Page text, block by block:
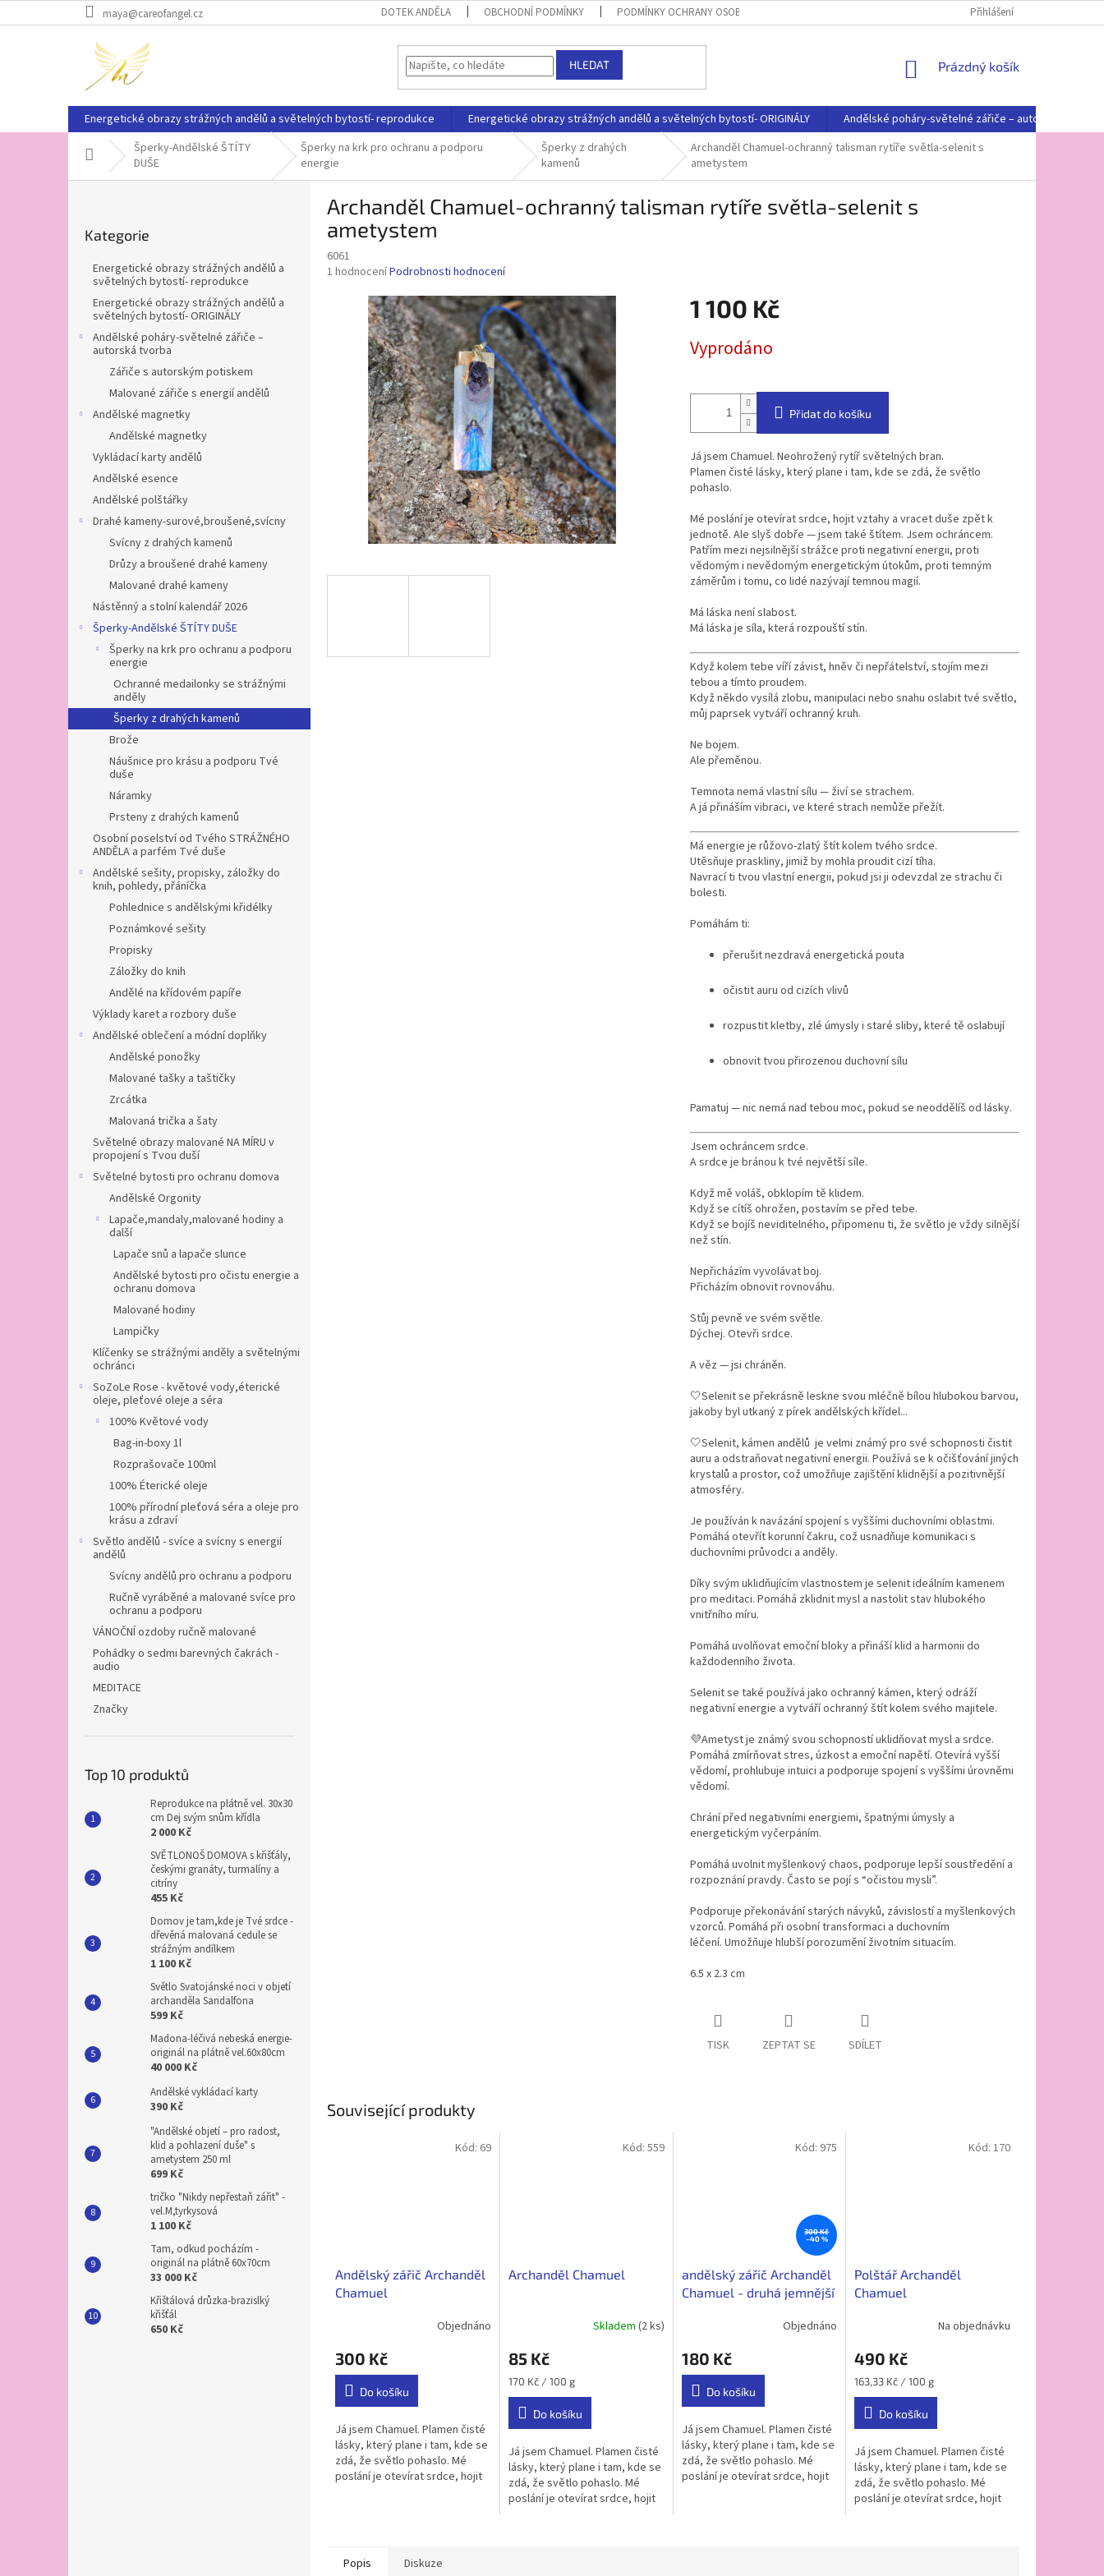
na
maya@careofangel.cz DOTEK ANDĚLA OBCHODNÍ PODMÍNKY PODMÍNKY OCHRANY OSOBNÍCH ÚDAJŮ Přihlášení
HLEDAT
NÁKUPNÍ
Prázdný košík
Energetické obrazy strážných andělů a světelných bytostí- reprodukce Energetické obrazy strážných andělů a světelných bytostí- ORIGINÁLY Andělské poháry-světelné zářiče – autorská tvorba
Domů Šperky-Andělské ŠTÍTY
DUŠE
Šperky na krk pro ochranu a podporu
energie
Šperky z drahých
kamenů
Archanděl Chamuel-ochranný talisman rytíře světla-selenit s
ametystem
kategorie
Kategorie
Energetické obrazy strážných andělů a
světelných bytostí- reprodukce
Energetické obrazy strážných andělů a
světelných bytostí- ORIGINÁLY
Andělské poháry-světelné zářiče –
autorská tvorba
Zářiče s autorským potiskem
Malované zářiče s energií andělů
Andělské magnetky
Andělské magnetky
Vykládací karty andělů
Andělské esence
Andělské polštářky
Drahé kameny-surové,broušené,svícny
Svícny z drahých kamenů
Drůzy a broušené drahé kameny
Malované drahé kameny
Nástěnný a stolní kalendář 2026
Šperky-Andělské ŠTÍTY DUŠE
Šperky na krk pro ochranu a podporu
energie
Ochranné medailonky se strážnými
anděly
Šperky z drahých kamenů
Brože
Náušnice pro krásu a podporu Tvé
duše
Náramky
Prsteny z drahých kamenů
Osobní poselství od Tvého STRÁŽNÉHO
ANDĚLA a parfém Tvé duše
Andělské sešity, propisky, záložky do
knih, pohledy, přáníčka
Pohlednice s andělskými křidélky
Poznámkové sešity
Propisky
Záložky do knih
Andělé na křídovém papíře
Výklady karet a rozbory duše
Andělské oblečení a módní doplňky
Andělské ponožky
Malované tašky a taštičky
Zrcátka
Malovaná trička a šaty
Světelné obrazy malované NA MÍRU v
propojení s Tvou duší
Světelné bytosti pro ochranu domova
Andělské Orgonity
Lapače,mandaly,malované hodiny a
další
Lapače snů a lapače slunce
Andělské bytosti pro očistu energie a
ochranu domova
Malované hodiny
Lampičky
Klíčenky se strážnými anděly a světelnými
ochránci
SoZoLe Rose - květové vody,éterické
oleje, pleťové oleje a séra
100% Květové vody
Bag-in-boxy 1l
Rozprašovače 100ml
100% Éterické oleje
100% přírodní pleťová séra a oleje pro
krásu a zdraví
Světlo andělů - svíce a svícny s energií
andělů
Svícny andělů pro ochranu a podporu
Ručně vyráběné a malované svíce pro
ochranu a podporu
VÁNOČNÍ ozdoby ručně malované
Pohádky o sedmi barevných čakrách -
audio
MEDITACE
Značky
Top 10 produktů
Reprodukce na plátně vel. 30x30
cm Dej svým snům křídla
2 000 Kč
SVĚTLONOŠ DOMOVA s křišťály,
českými granáty, turmalíny a
citríny
455 Kč
Domov je tam,kde je Tvé srdce -
dřevěná malovaná cedule se
strážným andílkem
1 100 Kč
Světlo Svatojánské noci v objetí
archanděla Sandalfona
599 Kč
Madona-léčivá nebeská energie-
originál na plátně vel.60x80cm
40 000 Kč
Andělské vykládací karty
390 Kč
"Andělské objetí – pro radost,
klid a pohlazení duše" s
ametystem 250 ml
699 Kč
tričko "Nikdy nepřestaň zářit" -
vel.M,tyrkysová
1 100 Kč
Tam, odkud pocházím -
originál na plátně 60x70cm
33 000 Kč
Křištálová drůzka-brazislký
křišťál
650 Kč
Archanděl Chamuel-ochranný talisman rytíře světla-selenit s
ametystem
6061
Průměrné
produktu
hvězdiček.
1 hodnoceníPodrobnosti hodnocení
1 100 Kč
cena:
Vyprodáno
Přidat do košíku
Já jsem Chamuel. Neohrožený rytíř světelných bran.
Plamen čisté lásky, který plane i tam, kde se zdá, že světlo
pohaslo.
Mé poslání je otevírat srdce, hojit vztahy a vracet duše zpět k
jednotě. Ale slyš dobře — jsem také štítem. Jsem ochráncem.
Patřím mezi nejsilnější strážce proti negativní energii, proti
vědomým i nevědomým energetickým útokům, proti temným
záměrům i tomu, co lidé nazývají temnou magií.
Má láska není slabost.
Má láska je síla, která rozpouští stín.
Když kolem tebe víří závist, hněv či nepřátelství, stojím mezi
tebou a tímto proudem.
Když někdo vysílá zlobu, manipulaci nebo snahu oslabit tvé světlo,
můj paprsek vytváří ochranný kruh.
Ne bojem.
Ale přeměnou.
Temnota nemá vlastní sílu — živí se strachem.
A já přináším vibraci, ve které strach nemůže přežít.
Má energie je růžovo-zlatý štít kolem tvého srdce.
Utěsňuje praskliny, jimiž by mohla proudit cizí tíha.
Navrací ti tvou vlastní energii, pokud jsi ji odevzdal ze strachu či
bolesti.
Pomáhám ti:
přerušit nezdravá energetická pouta
očistit auru od cizích vlivů
rozpustit kletby, zlé úmysly i staré sliby, které tě oslabují
obnovit tvou přirozenou duchovní sílu
Pamatuj — nic nemá nad tebou moc, pokud se neoddělíš od lásky.
Jsem ochráncem srdce.
A srdce je bránou k tvé největší síle.
Když mě voláš, obklopím tě klidem.
Když se cítíš ohrožen, postavím se před tebe.
Když se bojíš neviditelného, připomenu ti, že světlo je vždy silnější
než stín.
Nepřicházím vyvolávat boj.
Přicházím obnovit rovnováhu.
Stůj pevně ve svém světle.
Dýchej. Otevři srdce.
A věz — jsi chráněn.
🤍Selenit se překrásně leskne svou mléčně bílou hlubokou barvou,
jakoby byl utkaný z pírek andělských křídel...
🤍Selenit, kámen andělů je velmi známý pro své schopnosti čistit
auru a odstraňovat negativní energii. Používá se k očišťování jiných
krystalů a prostor, což umožňuje zajištění klidnější a pozitivnější
atmosféry.
Je používán k navázání spojení s vyššími duchovními oblastmi.
Pomáhá otevřít korunní čakru, což usnadňuje komunikaci s
duchovními průvodci a anděly.
Díky svým uklidňujícím vlastnostem je selenit ideálním kamenem
pro meditaci. Pomáhá zklidnit mysl a nastolit stav hlubokého
vnitřního míru.
Pomáhá uvolňovat emoční bloky a přináší klid a harmonii do
každodenního života.
Selenit se také používá jako ochranný kámen, který odráží
negativní energie a vytváří ochranný štít kolem svého majitele.
💜Ametyst je známý svou schopností uklidňovat mysl a srdce.
Pomáhá zmírňovat stres, úzkost a emoční napětí. Otevírá vyšší
vědomí, prohlubuje intuici a podporuje spojení s vyššími úrovněmi
vědomí.
Chrání před negativními energiemi, špatnými úmysly a
energetickým vyčerpáním.
Pomáhá uvolnit myšlenkový chaos, podporuje lepší soustředění a
rozpoznání pravdy. Často se pojí s “očistou mysli”.
Podporuje překonávání starých návyků, závislostí a myšlenkových
vzorců. Pomáhá při osobní transformaci a duchovním
léčení. Umožňuje hlubší porozumění životním situacím.
6.5 x 2.3 cm
TISK ZEPTAT SE SDÍLET
Související produkty
Andělský zářič Archanděl
Chamuel
produktu
je
5,0
z
5
hvězdiček.
Objednáno
300 Kč
Do košíku
Já jsem Chamuel. Plamen čisté
lásky, který plane i tam, kde se
zdá, že světlo pohaslo. Mé
poslání je otevírat srdce, hojit
Kód: 69
Archanděl Chamuel
produktu
je
5,0
Skladem (2 ks)
85 Kč
Měrná
cena:
170 Kč / 100 g
Do košíku
Já jsem Chamuel. Plamen čisté
lásky, který plane i tam, kde se
zdá, že světlo pohaslo. Mé
poslání je otevírat srdce, hojit
Kód: 559
300 Kč
–40 %
andělský zářič Archanděl
Chamuel - druhá jemnější
Objednáno
180 Kč
Do košíku
Já jsem Chamuel. Plamen čisté
lásky, který plane i tam, kde se
zdá, že světlo pohaslo. Mé
poslání je otevírat srdce, hojit
Kód: 975
Polštář Archanděl
Chamuel
Na objednávku
490 Kč
Měrná
cena:
163,33 Kč / 100 g
Do košíku
Já jsem Chamuel. Plamen čisté
lásky, který plane i tam, kde se
zdá, že světlo pohaslo. Mé
poslání je otevírat srdce, hojit
Kód: 170
Popis Diskuze